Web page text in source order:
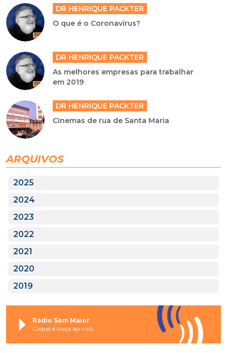
DR HENRIQUE PACKTER
O que é o Coronavírus?
DR HENRIQUE PACKTER
As melhores empresas para trabalhar
em 2019
DR HENRIQUE PACKTER
Cinemas de rua de Santa Maria
ARQUIVOS
2025
2024
2023
2022
2021
2020
2019
Rádio Som Maior
Clique e ouça ao vivo